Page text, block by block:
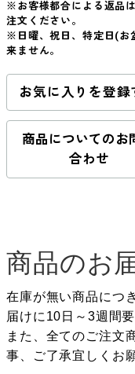
※お客様都合による返品
注文ください。
※日曜、祝日、特定日(お
来ません。
お気に入りを登録
商品についてのお
合わせ
商品のお
在庫が無い商品につ
届けに10日～3週間
また、全てのご注文
事、ご了承宜しくお